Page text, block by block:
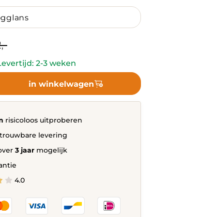
price
1.172,-. 2-3 weken
in winkelwagen
risicoloos uitproberen
levering
3 jaarmogelijk
4.0